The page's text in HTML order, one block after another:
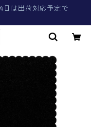
日は出荷対応予定で